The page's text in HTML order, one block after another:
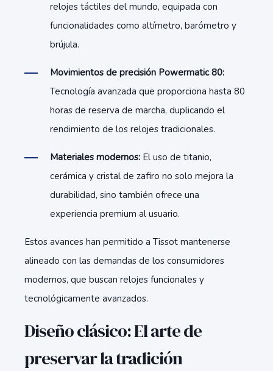
relojes táctiles del mundo, equipada con
funcionalidades como altímetro, barómetro y
brújula.
Movimientos de precisión Powermatic 80:
Tecnología avanzada que proporciona hasta 80
horas de reserva de marcha, duplicando el
rendimiento de los relojes tradicionales.
Materiales modernos: El uso de titanio,
cerámica y cristal de zafiro no solo mejora la
durabilidad, sino también ofrece una
experiencia premium al usuario.
Estos avances han permitido a Tissot mantenerse
alineado con las demandas de los consumidores
modernos, que buscan relojes funcionales y
tecnológicamente avanzados.
Diseño clásico: El arte de
preservar la tradición